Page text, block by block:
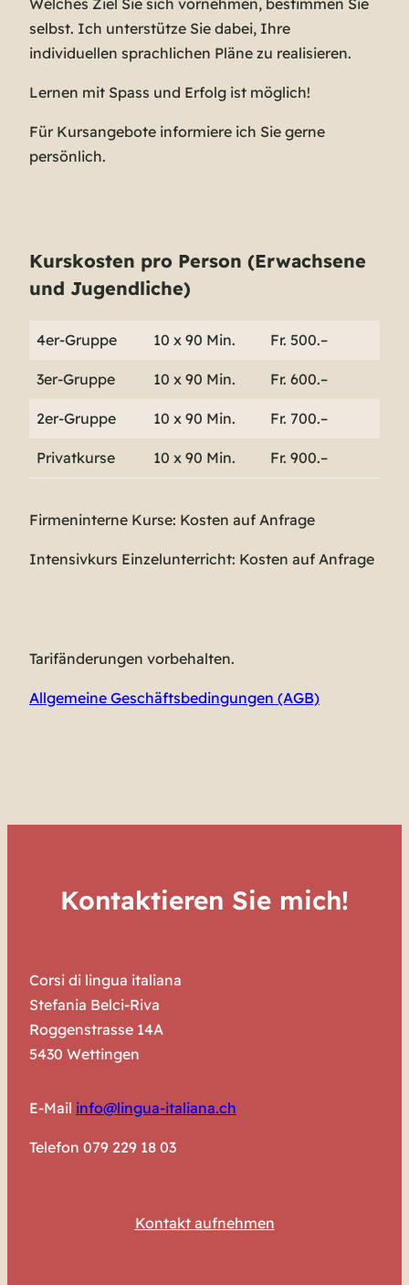
selbst. Ich unterstütze Sie dabei, Ihre
individuellen sprachlichen Pläne zu realisieren.
Lernen mit Spass und Erfolg ist möglich!
Für Kursangebote informiere ich Sie gerne
persönlich.
Kurskosten pro Person (Erwachsene
und Jugendliche)
4er-Gruppe 10 x 90 Min. Fr. 500.–
3er-Gruppe 10 x 90 Min. Fr. 600.–
2er-Gruppe 10 x 90 Min. Fr. 700.–
Privatkurse 10 x 90 Min. Fr. 900.–
Firmeninterne Kurse: Kosten auf Anfrage
Intensivkurs Einzelunterricht: Kosten auf Anfrage
Tarifänderungen vorbehalten.
Allgemeine Geschäftsbedingungen (AGB)
Kontaktieren Sie mich!
Corsi di lingua italiana
Stefania Belci-Riva
Roggenstrasse 14A
5430 Wettingen
E-Mail info@lingua-italiana.ch
Telefon 079 229 18 03
Kontakt aufnehmen